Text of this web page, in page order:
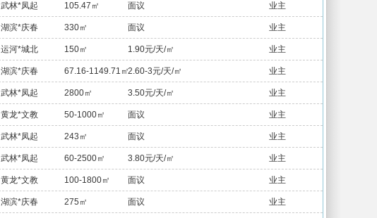
武林*凤起 105.47㎡ 面议 业主
湖滨*庆春 330㎡ 面议 业主
运河*城北 150㎡ 1.90元/天/㎡ 业主
湖滨*庆春 67.16-1149.71㎡2.60-3元/天/㎡ 业主
武林*凤起 2800㎡ 3.50元/天/㎡ 业主
黄龙*文教 50-1000㎡ 面议 业主
武林*凤起 243㎡ 面议 业主
武林*凤起 60-2500㎡ 3.80元/天/㎡ 业主
黄龙*文教 100-1800㎡ 面议 业主
湖滨*庆春 275㎡ 面议 业主